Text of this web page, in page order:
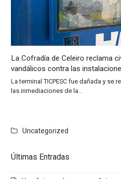
La Cofradía de Celeiro reclama
vandálicos contra las
La terminal TICPESC fue dañada y se
las inmediaciones de la…
Uncategorized
Últimas Entradas